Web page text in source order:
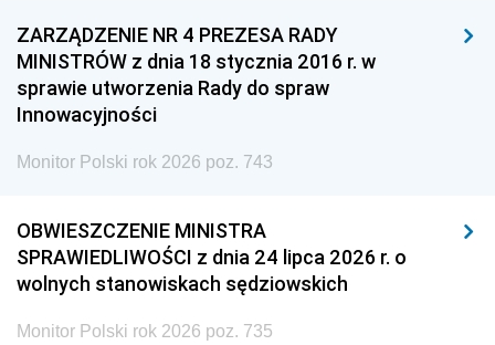
ZARZĄDZENIE NR 4 PREZESA RADY
MINISTRÓW z dnia 18 stycznia 2016 r. w
sprawie utworzenia Rady do spraw
Innowacyjności
Monitor Polski rok 2026 poz. 743
OBWIESZCZENIE MINISTRA
SPRAWIEDLIWOŚCI z dnia 24 lipca 2026 r. o
wolnych stanowiskach sędziowskich
Monitor Polski rok 2026 poz. 735